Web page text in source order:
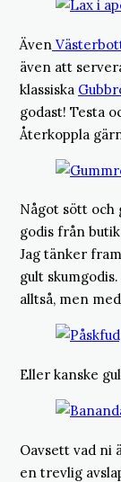
Även
även att
klassiska
godast! Testa
Återkoppla
Något sött och
godis från
Jag tänker
gult
alltså, men
Eller kanske
Oavsett vad ni
en trevlig